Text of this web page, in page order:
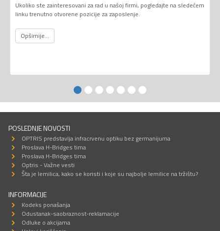
Ukoliko ste zainteresovani za rad u našoj firmi, pogledajte na sledećem
linku trenutno otvorene pozicije za zaposlenje.
Opširnije...
POSLEDNJE NOVOSTI
OPTRIS predstavlja infracrvenu optiku bez germanijuma
Proslava H-Bridges tima
Proslava H-Bridges tima
Optris - Važne vesti
Šta je lemilica, kako se koristi i koje su najbolje lemilice na tržištu?
INFORMACIJE
Kodeks ponašanja
Odustanak-saobraznost-reklamacije
Odluke o akcijama